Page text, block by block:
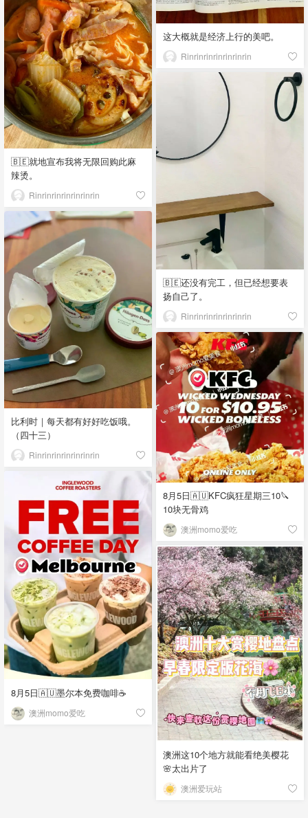
这大概就是经济上行的美吧。
Rinrinrinrinrinrinrin
🇧🇪就地宣布我将无限回购此麻
辣烫。
Rinrinrinrinrinrinrin
🇧🇪还没有完工，但已经想要表
扬自己了。
Rinrinrinrinrinrinrin
比利时｜每天都有好好吃饭哦。
（四十三）
Rinrinrinrinrinrinrin
8月5日🇦🇺KFC疯狂星期三10🔪
10块无骨鸡
澳洲momo爱吃
8月5日🇦🇺墨尔本免费咖啡☕
澳洲momo爱吃
澳洲这10个地方就能看绝美樱花
🌸太出片了
澳洲爱玩站